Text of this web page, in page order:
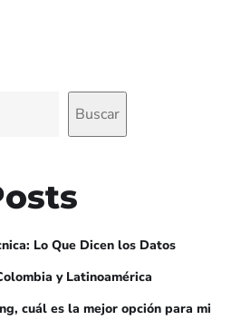
Buscar
Lo Que Dicen los Datos
y Latinoamérica
cuál es la mejor opción para mi